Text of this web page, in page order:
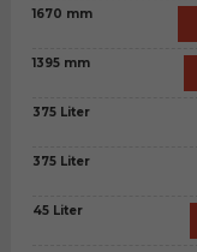
1670 mm
1395 mm
375 Liter
375 Liter
45 Liter